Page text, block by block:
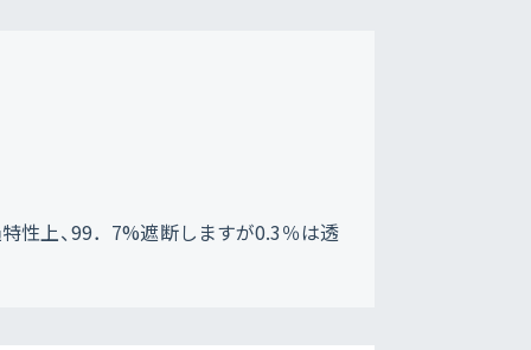
性上、99．7%遮断しますが0.3％は透